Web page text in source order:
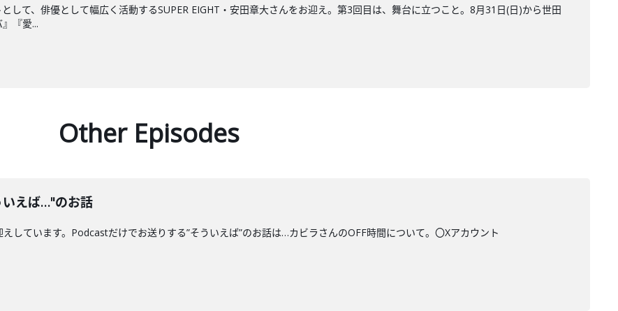
して、俳優として幅広く活動するSUPER EIGHT・安田章大さんをお迎え。第3回目は、舞台に立つこと。8月31日(日)から世田
『愛...
Other Episodes
いえば…"のお話
しています。Podcastだけでお送りする”そういえば”のお話は…カビラさんのOFF時間について。〇Xアカウント